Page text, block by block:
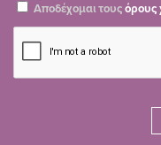
Αποδέχομαι τουςόρους